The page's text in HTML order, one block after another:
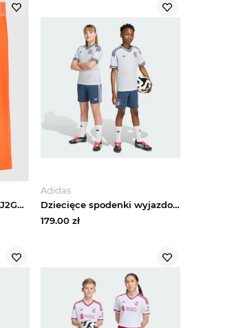
Guess Szorty rowerowe J2GB10 MC049 Pomarańczowy Slim Fit
Adidas
Dziecięce spodenki wyjazdowe Włochy 26 Adidas Night Marine
179.00zł